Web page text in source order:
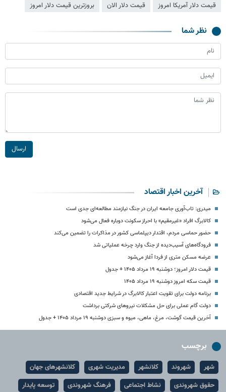
قیمت دلار آمریکا امروز
قیمت دلار الان بروزترین قیمت دلار امروز
نظر شما
ارسال
آخرین اخبار اقتصاد
میدری: تاب‌آوری جامعه ایران در جنگ نیازمند مطالعه‌ای جدی است
کالابرگ افراد «غیرمقیم» با احراز سکونت دوباره فعال می‌شود
حضور حماسی مردم، اقتدار دیپلماسی کشور در مذاکرات را تضمین می‌کند
فرودگاه‌های آسیب‌دیده از جنگ وارد چرخه عملیاتی شد
عرضه مسکن متری از فردا آغاز می‌شود
قیمت دلار امروز؛ دوشنبه ۱۹ مرداد ۱۴۰۵ + جدول
قیمت سکه امروز دوشنبه ۱۹ مرداد ۱۴۰۵
برنامه دولت برای تقویت اعتبار کالابرگ در شرایط جدید اقتصادی
دولت گام عملی برای حل مشکلات نیروهای شرکتی برداشت
آخرین قیمت گوشت، مرغ، ماهی، میوه و سبزی دوشنبه ۱۹ مرداد ۱۴۰۵ + جدول
برچسب
شهر شهروند کلانشهر مدیریت شهری
کلانشهرهای جهان
حقوق شهروندی
نشاط اجتماعی فرهنگ شهروندی توسعه پایدار